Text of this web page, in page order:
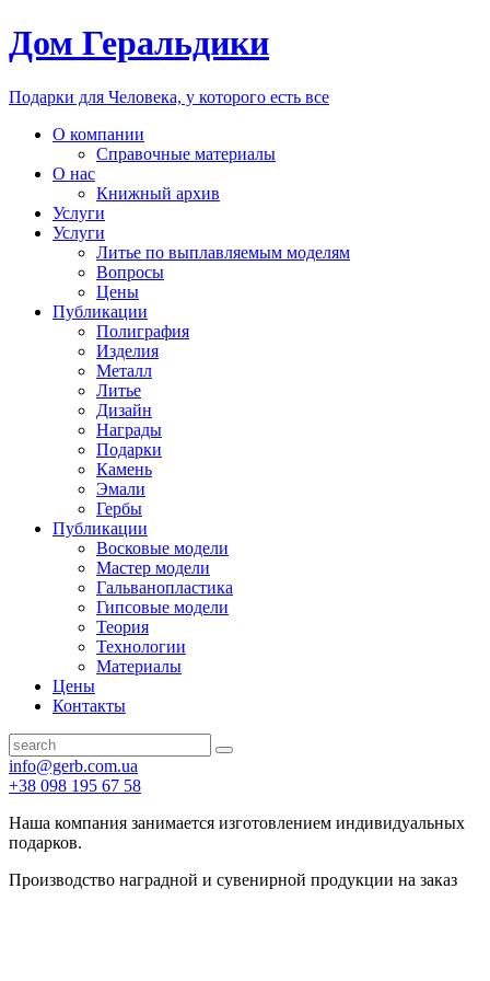
Дом Геральдики
Подарки для Человека, у которого есть все
О компании
Справочные материалы
О нас
Книжный архив
Услуги
Услуги
Литье по выплавляемым моделям
Вопросы
Цены
Публикации
Полиграфия
Изделия
Металл
Литье
Дизайн
Награды
Подарки
Камень
Эмали
Гербы
Публикации
Восковые модели
Мастер модели
Гальванопластика
Гипсовые модели
Теория
Технологии
Материалы
Цены
Контакты
info@gerb.com.ua
+38 098 195 67 58
Наша компания занимается изготовлением индивидуальных
подарков.
Производство наградной и сувенирной продукции на заказ